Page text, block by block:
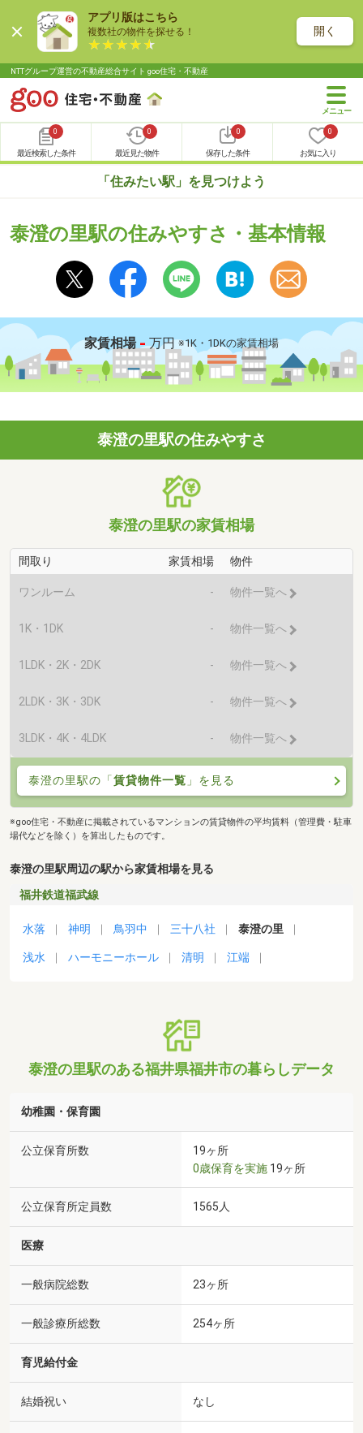
アプリ版はこちら
複数社の物件を探せる！ 開く
NTTグループ運営の不動産総合サイト goo住宅・不動産
0
最近検索した条件
0
最近見た物件
0
保存した条件
0
お気に入り
「住みたい駅」を見つけよう
泰澄の里駅の住みやすさ・基本情報
家賃相場 - 万円 ※1K・1DKの家賃相場
泰澄の里駅の住みやすさ
泰澄の里駅の家賃相場
間取り 家賃相場 物件
ワンルーム - 物件一覧へ
1K・1DK - 物件一覧へ
1LDK・2K・2DK - 物件一覧へ
2LDK・3K・3DK - 物件一覧へ
3LDK・4K・4LDK - 物件一覧へ
泰澄の里駅の「賃貸物件一覧 」を見る
※goo住宅・不動産に掲載されているマンションの賃貸物件の平均賃料（管理費・駐車
場代などを除く）を算出したものです。
泰澄の里駅周辺の駅から家賃相場を見る
福井鉄道福武線
水落 神明 鳥羽中 三十八社 泰澄の里
浅水 ハーモニーホール 清明 江端
泰澄の里駅のある福井県福井市の暮らしデータ
幼稚園・保育園
公立保育所数
19ヶ所
0歳保育を実施 19ヶ所
公立保育所定員数 1565人
医療
一般病院総数 23ヶ所
一般診療所総数 254ヶ所
育児給付金
結婚祝い なし